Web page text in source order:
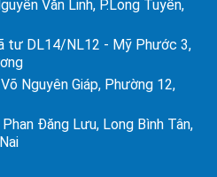
Văn Linh, P.Long Tuyền,
tư DL14/NL12 - Mỹ Phước 3,
Nguyên Giáp, Phường 12,
Đăng Lưu, Long Bình Tân,